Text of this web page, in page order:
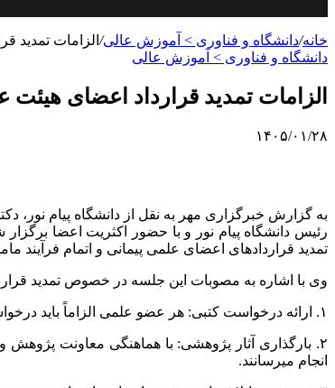
خانه/دانشگاه و فناوری > آموزش عالی/ الزامات تمدید
دانشگاه و فناوری > آموزش عالی
الزامات تمدید قرارداد اعضای هیئت
۱۴۰۵/۰۱/۲۸
تمدید قراردادهای اعضای علمی پیمانی و اتمام فرآیند
وی با اشاره به مصوبات این جلسه در خصوص تمدید قرارداد اعضای علمی پیمانی و
۱. ارائه درخواست کتبی: هر عضو علمی الزاماً باید درخواست کتبی خود مبنی بر تمدید قرارداد سال ۱۴۰۵ را به مرکز محل خدمت ارائه کند؛ تمدید قرارداد بدون درخواست عضو میسر نخواهد بود. ‌
انجام میرسانند.